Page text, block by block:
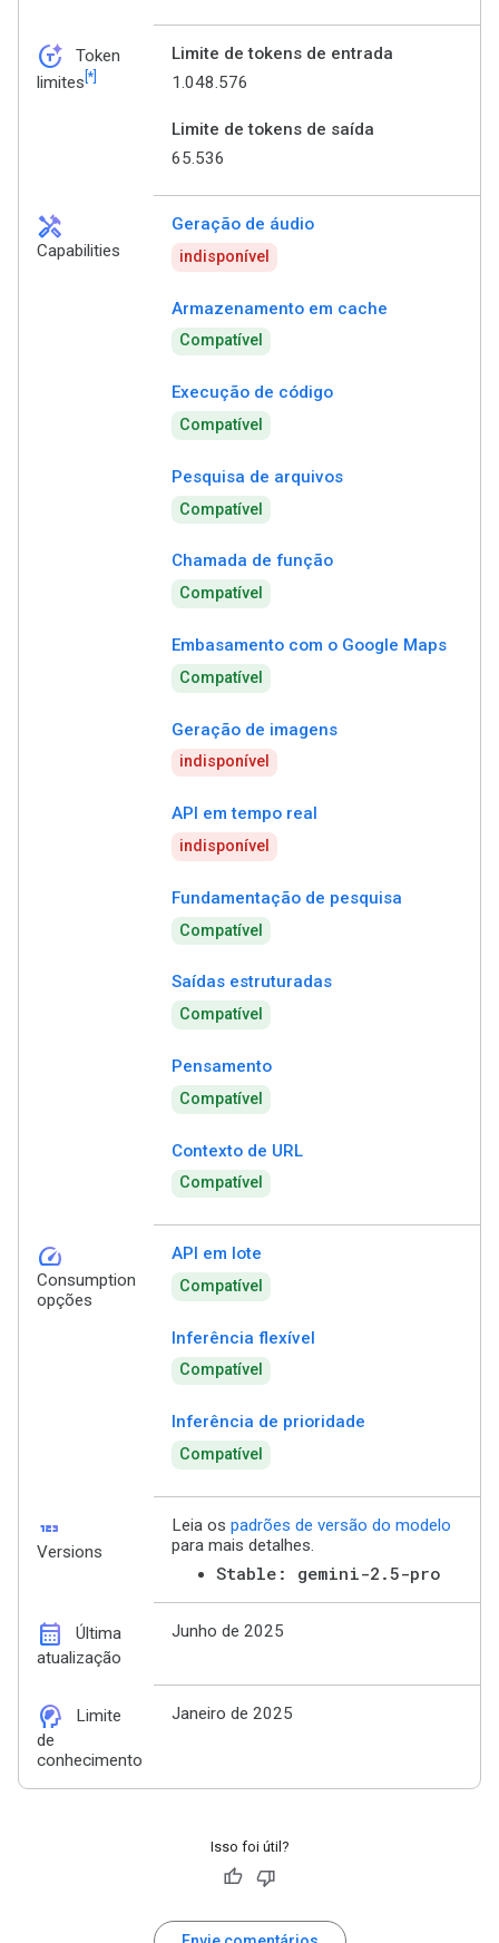
token_auto
Token
limites [*]
Limite de tokens de entrada
1.048.576
Limite de tokens de saída
65.536
handyman
Capabilities
Geração de áudio
indisponível
Armazenamento em cache
Compatível
Execução de código
Compatível
Pesquisa de arquivos
Compatível
Chamada de função
Compatível
Embasamento com o Google Maps
Compatível
Geração de imagens
indisponível
API em tempo real
indisponível
Fundamentação de pesquisa
Compatível
Saídas estruturadas
Compatível
Pensamento
Compatível
Contexto de URL
Compatível
speed
Consumption
opções
API em lote
Compatível
Inferência flexível
Compatível
Inferência de prioridade
Compatível
123
Versions
Leia os padrões de versão do modelo
para mais detalhes.
Stable: gemini-2.5-pro
calendar_month
Última
atualização
Junho de 2025
cognition_2
Limite
de
conhecimento
Janeiro de 2025
Isso foi útil?